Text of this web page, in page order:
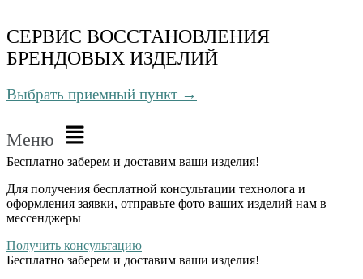
СЕРВИС ВОССТАНОВЛЕНИЯ
БРЕНДОВЫХ ИЗДЕЛИЙ
Выбрать приемный пункт →
Меню
Бесплатно заберем и доставим ваши изделия!
Для получения бесплатной консультации технолога и
оформления заявки, отправьте фото ваших изделий нам в
мессенджеры
Получить консультацию
Бесплатно заберем и доставим ваши изделия!